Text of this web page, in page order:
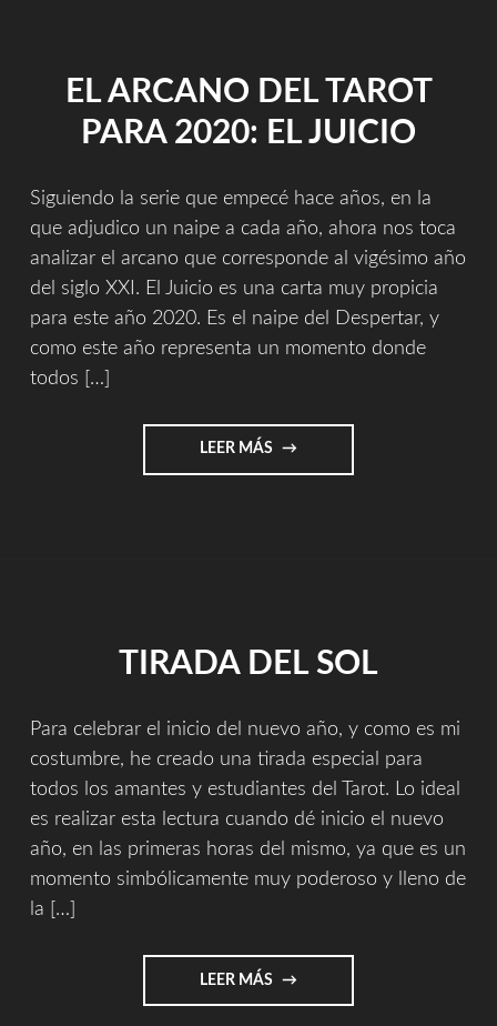
EL ARCANO DEL TAROT
PARA 2020: EL JUICIO
Siguiendo la serie que empecé hace años, en la
que adjudico un naipe a cada año, ahora nos toca
analizar el arcano que corresponde al vigésimo año
del siglo XXI. El Juicio es una carta muy propicia
para este año 2020. Es el naipe del Despertar, y
como este año representa un momento donde
todos […]
LEER MÁS "EL
ARCANO
TIRADA DEL SOL
Para celebrar el inicio del nuevo año, y como es mi
costumbre, he creado una tirada especial para
todos los amantes y estudiantes del Tarot. Lo ideal
es realizar esta lectura cuando dé inicio el nuevo
año, en las primeras horas del mismo, ya que es un
momento simbólicamente muy poderoso y lleno de
la […]
LEER MÁS "TIRADA
DEL